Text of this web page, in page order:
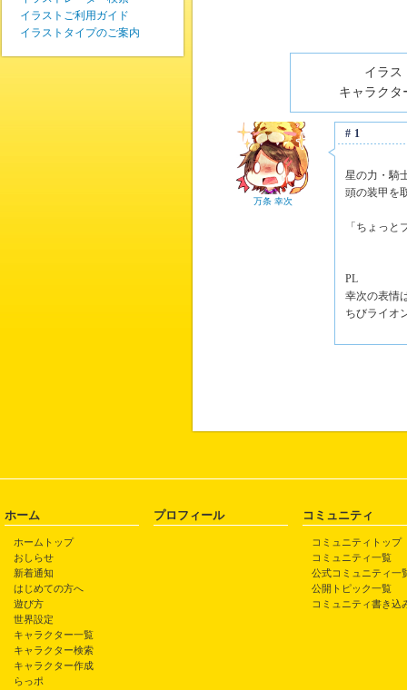
イラス
キャラクタ
万条 幸次
#1
星の力・騎
頭の装甲を
「ちょっ
PL
幸次の表情
ちびライオ
イラストご利用ガイド
イラストタイプのご案内
ホーム
ホームトップ
おしらせ
新着通知
はじめての方へ
遊び方
世界設定
キャラクター一覧
キャラクター検索
キャラクター作成
らっポ
プロフィール コミュニティ
コミュニティトップ
コミュニティ一覧
公式コミュニティ一
公開トピック一覧
コミュニティ書き込